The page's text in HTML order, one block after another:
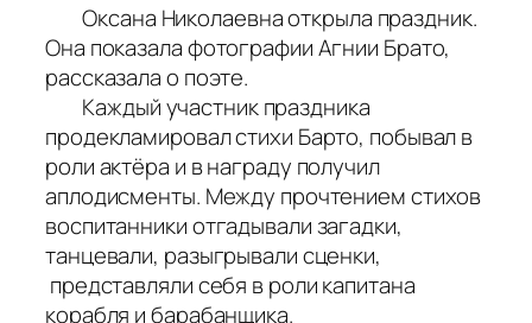
Оксана Николаевна открыла праздник.
Она показала фотографии Агнии Брато,
рассказала о поэте.
Каждый участник праздника
продекламировал стихи Барто, побывал в
роли актёра и в награду получил
аплодисменты. Между прочтением стихов
воспитанники отгадывали загадки,
танцевали, разыгрывали сценки,
представляли себя в роли капитана
корабля и барабанщика.